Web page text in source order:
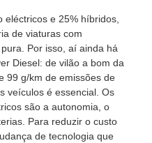
eléctricos e 25% híbridos,
de viaturas com
Por isso, aí ainda há
Diesel: de vilão a bom da
99 g/km de emissões de
veículos é essencial. Os
são a autonomia, o
Para reduzir o custo
de tecnologia que